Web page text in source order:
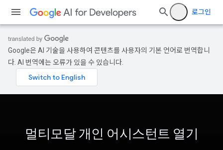
로그인
Google은 AI 기술을 사용하여 콘텐츠를 사용자의 기본 언어로 번역합니
다. AI 번역에는 오류가 있을 수 있습니다.
멀티모달 개인 어시스턴트 열기